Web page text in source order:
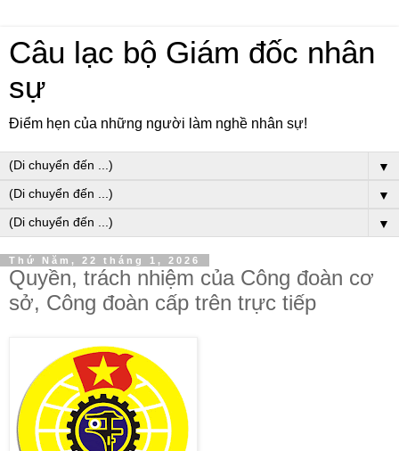
Câu lạc bộ Giám đốc nhân
sự
Điểm hẹn của những người làm nghề nhân sự!
▼
▼
▼
Thứ Năm, 22 tháng 1, 2026
Quyền, trách nhiệm của Công đoàn cơ
sở, Công đoàn cấp trên trực tiếp